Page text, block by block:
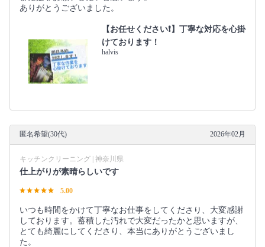
ありがとうございました。
【お任せください❗️】丁寧な対応を心掛
けております！
halvis
匿名希望(30代) 2026年02月
キッチンクリーニング | 神奈川県
仕上がりが素晴らしいです
5.00
いつも時間をかけて丁寧なお仕事をしてくださり、大変感謝
しております。蓄積した汚れで大変だったかと思いますが、
とても綺麗にしてくださり、本当にありがとうございまし
た。